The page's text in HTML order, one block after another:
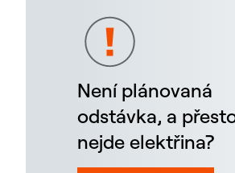
Není plánovaná
odstávka, a
nejde elektřina?